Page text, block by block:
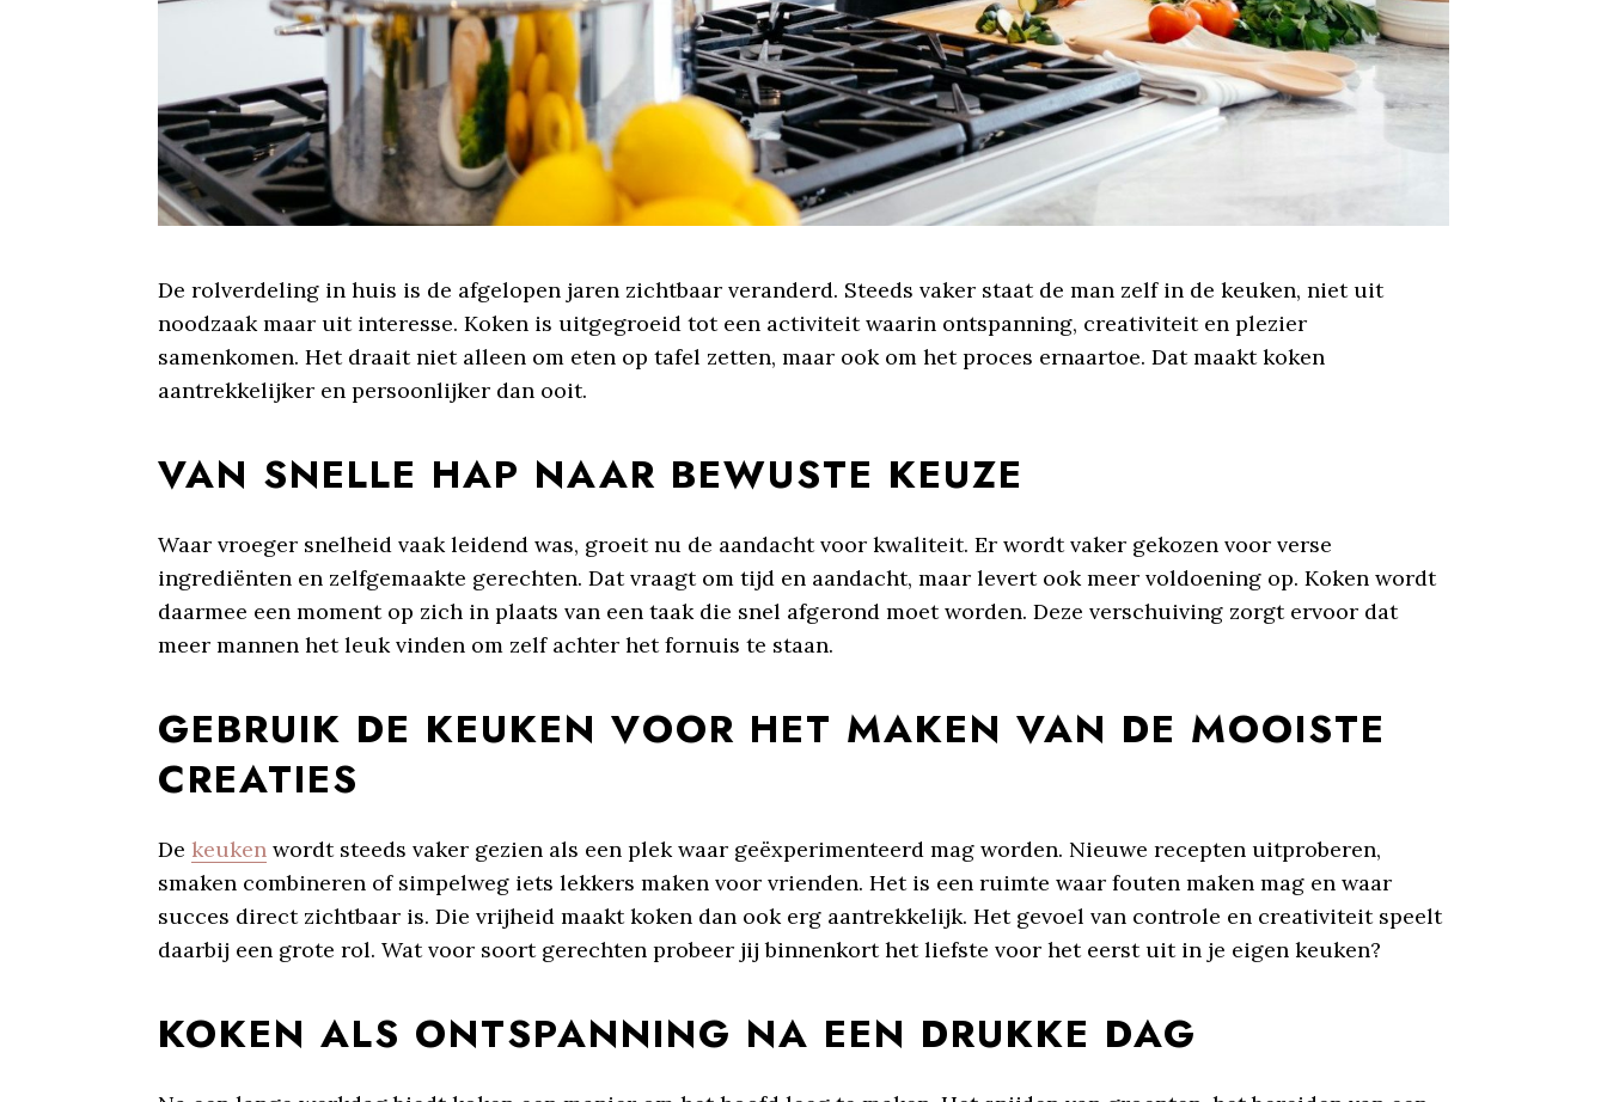
De rolverdeling in huis is de afgelopen jaren zichtbaar veranderd. Steeds vaker staat de man zelf in de keuken, niet uit
noodzaak maar uit interesse. Koken is uitgegroeid tot een activiteit waarin ontspanning, creativiteit en plezier
samenkomen. Het draait niet alleen om eten op tafel zetten, maar ook om het proces ernaartoe. Dat maakt koken
aantrekkelijker en persoonlijker dan ooit.
VAN SNELLE HAP NAAR BEWUSTE KEUZE
Waar vroeger snelheid vaak leidend was, groeit nu de aandacht voor kwaliteit. Er wordt vaker gekozen voor verse
ingrediënten en zelfgemaakte gerechten. Dat vraagt om tijd en aandacht, maar levert ook meer voldoening op. Koken wordt
daarmee een moment op zich in plaats van een taak die snel afgerond moet worden. Deze verschuiving zorgt ervoor dat
meer mannen het leuk vinden om zelf achter het fornuis te staan.
GEBRUIK DE KEUKEN VOOR HET MAKEN VAN DE MOOISTE
CREATIES
De keuken wordt steeds vaker gezien als een plek waar geëxperimenteerd mag worden. Nieuwe recepten uitproberen,
smaken combineren of simpelweg iets lekkers maken voor vrienden. Het is een ruimte waar fouten maken mag en waar
succes direct zichtbaar is. Die vrijheid maakt koken dan ook erg aantrekkelijk. Het gevoel van controle en creativiteit speelt
daarbij een grote rol. Wat voor soort gerechten probeer jij binnenkort het liefste voor het eerst uit in je eigen keuken?
KOKEN ALS ONTSPANNING NA EEN DRUKKE DAG